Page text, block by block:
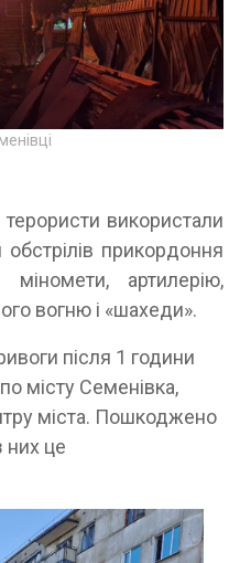
використали
прикордоння
міномети, артилерію,
вогню і «шахеди».
після 1 години
місту Семенівка,
міста. Пошкоджено
них це